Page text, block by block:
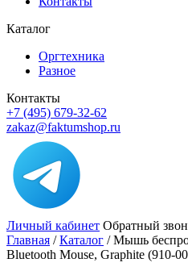
Каталог
Оргтехника
Разное
Контакты
+7 (495) 679-32-62
zakaz@faktumshop.ru
Личный кабинет Обратный
Главная /Каталог /Мышь
Bluetooth Mouse, Graphite (910-